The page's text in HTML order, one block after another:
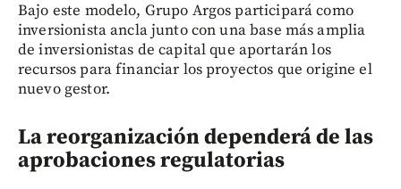
Bajo este modelo, Grupo Argos participará como
inversionista ancla junto con una base más amplia
de inversionistas de capital que aportarán los
recursos para financiar los proyectos que origine el
nuevo gestor.
La reorganización dependerá de las
aprobaciones regulatorias